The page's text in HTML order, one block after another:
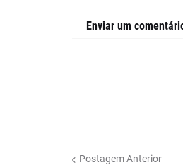
Enviar um
Postagem Anterior